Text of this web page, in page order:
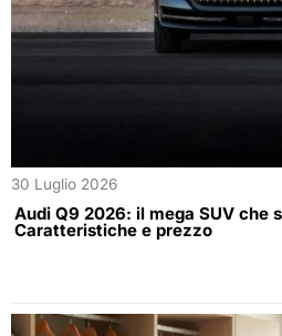
30 Luglio 2026
Audi Q9 2026: il mega SUV che
Caratteristiche e prezzo